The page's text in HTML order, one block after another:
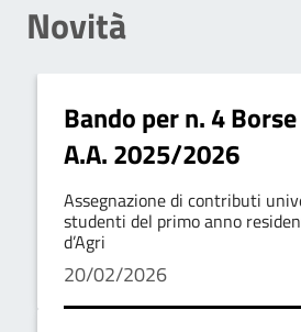
Novità
Bando per n. 4
A.A. 2025/2026
Assegnazione di contributi
studenti del primo anno
d’Agri
20/02/2026